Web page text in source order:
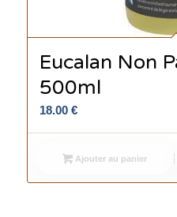
Eucalan Non
500ml
18.00 €
Ajouter au panier